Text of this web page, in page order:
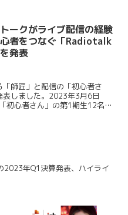
ークがライブ配信の経験
者をつなぐ「Radiotalk
発表
師匠」と配信の「初心者さ
しました。2023年3月6日
初心者さん」の第1期生12名を
2023年Q1決算発表、ハイライ